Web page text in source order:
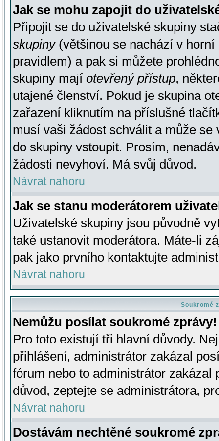
Jak se mohu zapojit do
Připojit se do uživatelské skupiny
skupiny(většinou se nachází v horní
pravidlem) a pak si můžete
skupiny mají otevřený přístup,
utajené členství. Pokud je skupina
zařazení kliknutím na příslušné
musí vaši žádost schválit a může se
do skupiny vstoupit. Prosím,
žádosti nevyhoví. Má svůj důvod.
Návrat nahoru
Jak se stanu moderátorem
Uživatelské skupiny jsou původně
také ustanovit moderátora. Máte-li
pak jako prvního kontaktujte
Návrat nahoru
Soukromé
Nemůžu posílat soukromé zprávy!
Pro toto existují tři hlavní důvody.
přihlášení, administrátor zakázal
fórum nebo to administrátor zakázal
důvod, zeptejte se administrátora,
Návrat nahoru
Dostávám nechtěné soukromé